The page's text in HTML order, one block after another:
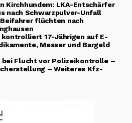
Kirchhundem: LKA-Entschärfer
nach Schwarzpulver-Unfall
flüchten nach
kontrolliert 17-Jährigen auf E-
Messer und Bargeld
Flucht vor Polizeikontrolle –
– Weiteres Kfz-